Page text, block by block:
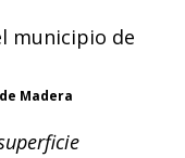
Madera